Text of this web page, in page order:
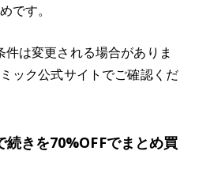
です。
は変更される場合がありま
ック公式サイトでご確認くだ
続きを70%OFFでまとめ買